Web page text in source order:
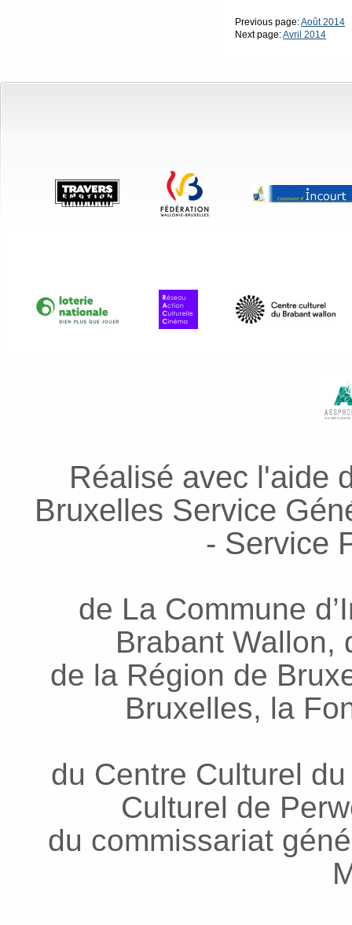
Previous page:Août 2014
Next page:Avril 2014
Réalisé avec l'aide
Bruxelles Service
- Service
de La Commune
Brabant Wallon,
de la Région de
Bruxelles, la
du Centre Culturel
Culturel de
du commissariat